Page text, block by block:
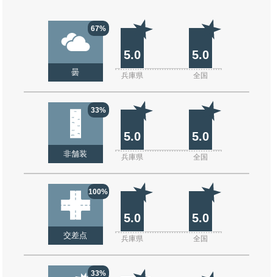
67%
曇
5.0 5.0
兵庫県 全国
33%
非舗装
5.0 5.0
兵庫県 全国
100%
交差点
5.0 5.0
兵庫県 全国
33%